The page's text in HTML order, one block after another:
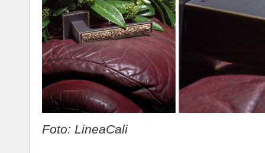
Foto: LineaCali